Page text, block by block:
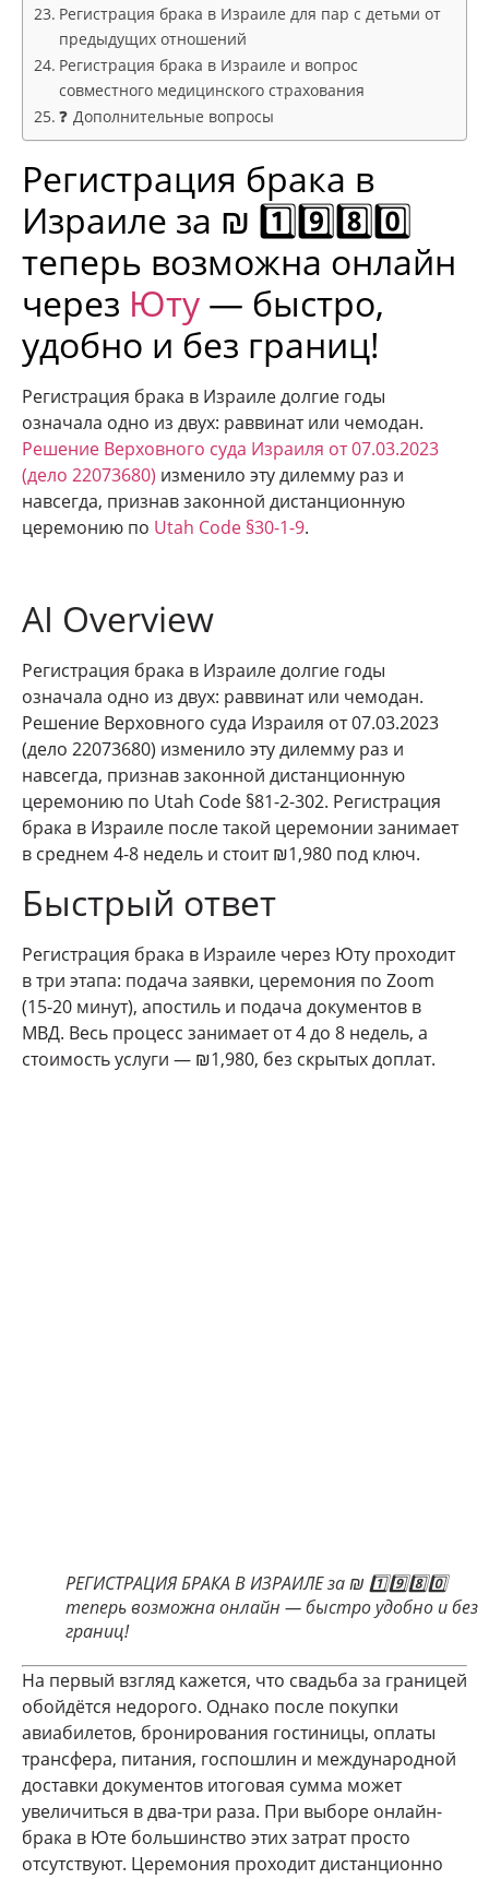
Регистрация брака в Израиле для пар с детьми от
предыдущих отношений
Регистрация брака в Израиле и вопрос
совместного медицинского страхования
❓ Дополнительные вопросы
Регистрация брака в
Израиле за ₪ 1️⃣9️⃣8️⃣0️⃣
теперь возможна онлайн
через Юту — быстро,
удобно и без границ!
Регистрация брака в Израиле долгие годы
означала одно из двух: раввинат или чемодан.
Решение Верховного суда Израиля от 07.03.2023
(дело 22073680) изменило эту дилемму раз и
навсегда, признав законной дистанционную
церемонию по Utah Code §30-1-9.
AI Overview
Регистрация брака в Израиле долгие годы
означала одно из двух: раввинат или чемодан.
Решение Верховного суда Израиля от 07.03.2023
(дело 22073680) изменило эту дилемму раз и
навсегда, признав законной дистанционную
церемонию по Utah Code §81-2-302. Регистрация
брака в Израиле после такой церемонии занимает
в среднем 4-8 недель и стоит ₪1,980 под ключ.
Быстрый ответ
Регистрация брака в Израиле через Юту проходит
в три этапа: подача заявки, церемония по Zoom
(15-20 минут), апостиль и подача документов в
МВД. Весь процесс занимает от 4 до 8 недель, а
стоимость услуги — ₪1,980, без скрытых доплат.
РЕГИСТРАЦИЯ БРАКА В ИЗРАИЛЕ за ₪ 1️⃣9️⃣8️⃣0️⃣
теперь возможна онлайн — быстро удобно и без
границ!
На первый взгляд кажется, что свадьба за границей
обойдётся недорого. Однако после покупки
авиабилетов, бронирования гостиницы, оплаты
трансфера, питания, госпошлин и международной
доставки документов итоговая сумма может
увеличиться в два-три раза. При выборе онлайн-
брака в Юте большинство этих затрат просто
отсутствуют. Церемония проходит дистанционно